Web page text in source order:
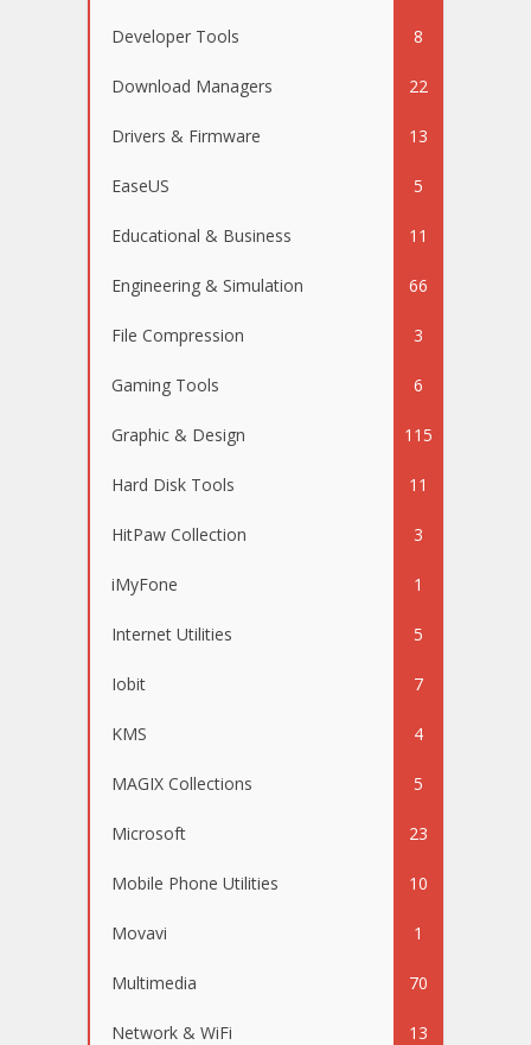
Developer Tools 8
Download Managers 22
Drivers & Firmware 13
EaseUS 5
Educational & Business 11
Engineering & Simulation 66
File Compression 3
Gaming Tools 6
Graphic & Design 115
Hard Disk Tools 11
HitPaw Collection 3
iMyFone 1
Internet Utilities 5
Iobit 7
KMS 4
MAGIX Collections 5
Microsoft 23
Mobile Phone Utilities 10
Movavi 1
Multimedia 70
Network & WiFi 13